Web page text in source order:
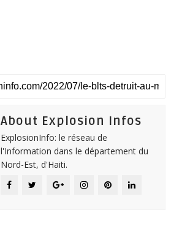
About Explosion Infos
ExplosionInfo: le réseau de
l'Information dans le département du
Nord-Est, d'Haiti.